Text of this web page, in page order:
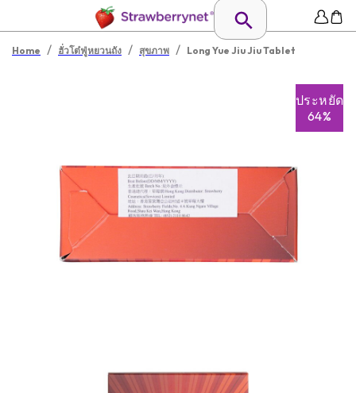
Home / ฮั่วโต๋ฟู่หยวนถัง / สุขภาพ / Long Yue Jiu Jiu Tablet
ประหยัด
64%